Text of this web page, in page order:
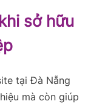
sở hữu
tại Đà Nẵng
mà còn giúp